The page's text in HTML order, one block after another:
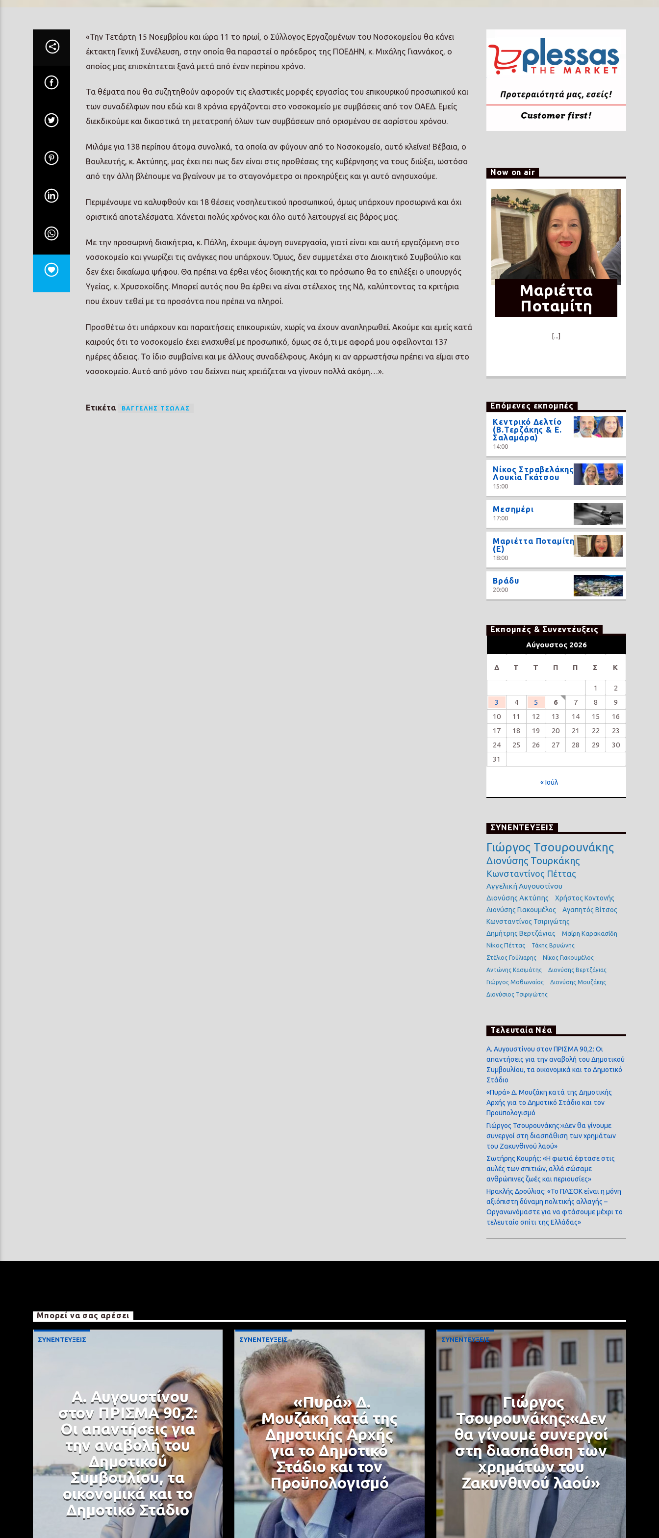
«Την Τετάρτη 15 Νοεμβρίου και ώρα 11 το πρωί, ο Σύλλογος Εργαζομένων του Νοσοκομείου θα κάνει
έκτακτη Γενική Συνέλευση, στην οποία θα παραστεί ο πρόεδρος της ΠΟΕΔΗΝ, κ. Μιχάλης Γιαννάκος, ο
οποίος μας επισκέπτεται ξανά μετά από έναν περίπου χρόνο.
Τα θέματα που θα συζητηθούν αφορούν τις ελαστικές μορφές εργασίας του επικουρικού προσωπικού και
των συναδέλφων που εδώ και 8 χρόνια εργάζονται στο νοσοκομείο με συμβάσεις από τον ΟΑΕΔ. Εμείς
διεκδικούμε και δικαστικά τη μετατροπή όλων των συμβάσεων από ορισμένου σε αορίστου χρόνου.
Μιλάμε για 138 περίπου άτομα συνολικά, τα οποία αν φύγουν από το Νοσοκομείο, αυτό κλείνει! Βέβαια, ο
Βουλευτής, κ. Ακτύπης, μας έχει πει πως δεν είναι στις προθέσεις της κυβέρνησης να τους διώξει, ωστόσο
από την άλλη βλέπουμε να βγαίνουν με το σταγονόμετρο οι προκηρύξεις και γι αυτό ανησυχούμε.
Περιμένουμε να καλυφθούν και 18 θέσεις νοσηλευτικού προσωπικού, όμως υπάρχουν προσωρινά και όχι
οριστικά αποτελέσματα. Χάνεται πολύς χρόνος και όλο αυτό λειτουργεί εις βάρος μας.
Με την προσωρινή διοικήτρια, κ. Πάλλη, έχουμε άψογη συνεργασία, γιατί είναι και αυτή εργαζόμενη στο
νοσοκομείο και γνωρίζει τις ανάγκες που υπάρχουν. Όμως, δεν συμμετέχει στο Διοικητικό Συμβούλιο και
δεν έχει δικαίωμα ψήφου. Θα πρέπει να έρθει νέος διοικητής και το πρόσωπο θα το επιλέξει ο υπουργός
Υγείας, κ. Χρυσοχοίδης. Μπορεί αυτός που θα έρθει να είναι στέλεχος της ΝΔ, καλύπτοντας τα κριτήρια
που έχουν τεθεί με τα προσόντα που πρέπει να πληροί.
Προσθέτω ότι υπάρχουν και παραιτήσεις επικουρικών, χωρίς να έχουν αναπληρωθεί. Ακούμε και εμείς κατά
καιρούς ότι το νοσοκομείο έχει ενισχυθεί με προσωπικό, όμως σε ό,τι με αφορά μου οφείλονται 137
ημέρες άδειας. Το ίδιο συμβαίνει και με άλλους συναδέλφους. Ακόμη κι αν αρρωστήσω πρέπει να είμαι στο
νοσοκομείο. Αυτό από μόνο του δείχνει πως χρειάζεται να γίνουν πολλά ακόμη…».
Ετικέτα ΒΑΓΓΈΛΗΣ ΤΣΏΛΑΣ
Now on air
Μαριέττα
Ποταμίτη
[...]
Επόμενες εκπομπές
Κεντρικό Δελτίο
(Β.Τερζάκης & Ε.
Σαλαμάρα)
14:00
Νίκος Στραβελάκης,
Λουκία Γκάτσου
15:00
Μεσημέρι
17:00
Μαριέττα Ποταμίτη
(Ε)
18:00
Βράδυ
20:00
Εκπομπές & Συνεντέυξεις
Αύγουστος 2026
Δ Τ Τ Π Π Σ Κ
1
2
3
4 5 6 7 8
9
10
11 12 13 14 15
16
17
18 19 20 21 22
23
24
25 26 27 28 29
30
31
« Ιούλ
ΣΥΝΕΝΤΕΥΞΕΙΣ
Γιώργος Τσουρουνάκης
Διονύσης Τουρκάκης
Κωνσταντίνος Πέττας
Αγγελική Αυγουστίνου
Διονύσης Ακτύπης
Χρήστος Κοντονής
Διονύσης Γιακουμέλος
Αγαπητός Βίτσος
Κωνσταντίνος Τσιριγώτης
Δημήτρης Βερτζάγιας
Μαίρη Καρακασίδη
Νίκος Πέττας
Τάκης Βρυώνης
Στέλιος Γούλιαρης
Νίκος Γιακουμέλος
Αντώνης Κασιμάτης
Διονύσης Βερτζάγιας
Γιώργος Μοθωναίος
Διονύσης Μουζάκης
Διονύσιος Τσιριγώτης
Τελευταία Νέα
Α. Αυγουστίνου στον ΠΡΙΣΜΑ 90,2: Οι
απαντήσεις για την αναβολή του Δημοτικού
Συμβουλίου, τα οικονομικά και το Δημοτικό
Στάδιο
«Πυρά» Δ. Μουζάκη κατά της Δημοτικής
Αρχής για το Δημοτικό Στάδιο και τον
Προϋπολογισμό
Γιώργος Τσουρουνάκης:«Δεν θα γίνουμε
συνεργοί στη διασπάθιση των χρημάτων
του Ζακυνθινού λαού»
Σωτήρης Κουρής: «Η φωτιά έφτασε στις
αυλές των σπιτιών, αλλά σώσαμε
ανθρώπινες ζωές και περιουσίες»
Ηρακλής Δρούλιας: «Το ΠΑΣΟΚ είναι η μόνη
αξιόπιστη δύναμη πολιτικής αλλαγής –
Οργανωνόμαστε για να φτάσουμε μέχρι το
τελευταίο σπίτι της Ελλάδας»
Μπορεί να σας αρέσει
ΣΥΝΕΝΤΕΥΞΕΙΣ
Α. Αυγουστίνου
στον ΠΡΙΣΜΑ 90,2:
Οι απαντήσεις για
την αναβολή του
Δημοτικού
Συμβουλίου, τα
οικονομικά και το
Δημοτικό Στάδιο
ΣΥΝΕΝΤΕΥΞΕΙΣ
«Πυρά» Δ.
Μουζάκη κατά της
Δημοτικής Αρχής
για το Δημοτικό
Στάδιο και τον
Προϋπολογισμό
ΣΥΝΕΝΤΕΥΞΕΙΣ
Γιώργος
Τσουρουνάκης:«Δεν
θα γίνουμε συνεργοί
στη διασπάθιση των
χρημάτων του
Ζακυνθινού λαού»